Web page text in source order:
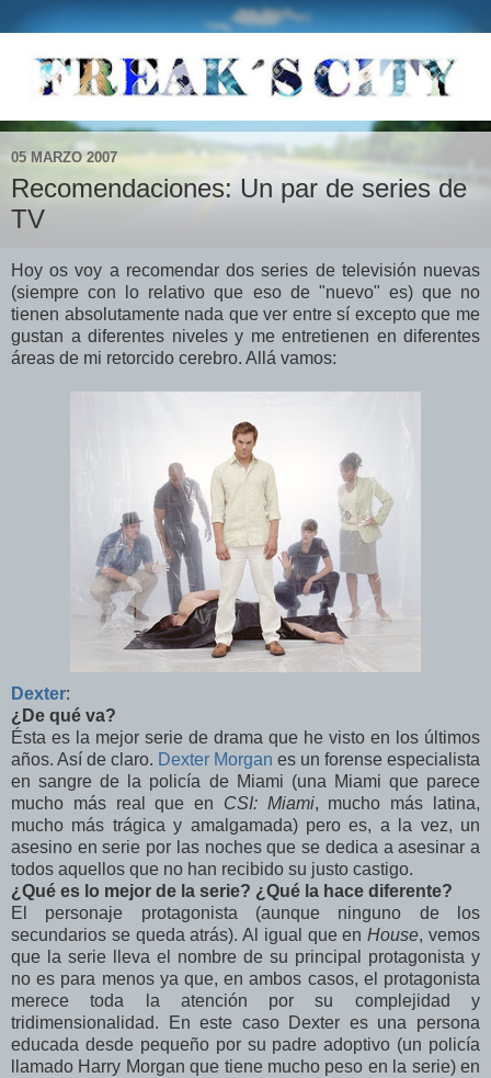
05 MARZO 2007
Recomendaciones: Un par de series de
TV
Hoy os voy a recomendar dos series de televisión nuevas
(siempre con lo relativo que eso de "nuevo" es) que no
tienen absolutamente nada que ver entre sí excepto que me
gustan a diferentes niveles y me entretienen en diferentes
áreas de mi retorcido cerebro. Allá vamos:
Dexter:
¿De qué va?
Ésta es la mejor serie de drama que he visto en los últimos
años. Así de claro. Dexter Morgan es un forense especialista
en sangre de la policía de Miami (una Miami que parece
mucho más real que en CSI: Miami, mucho más latina,
mucho más trágica y amalgamada) pero es, a la vez, un
asesino en serie por las noches que se dedica a asesinar a
todos aquellos que no han recibido su justo castigo.
¿Qué es lo mejor de la serie? ¿Qué la hace diferente?
El personaje protagonista (aunque ninguno de los
secundarios se queda atrás). Al igual que enHouse, vemos
que la serie lleva el nombre de su principal protagonista y
no es para menos ya que, en ambos casos, el protagonista
merece toda la atención por su complejidad y
tridimensionalidad. En este caso Dexter es una persona
educada desde pequeño por su padre adoptivo (un policía
llamado Harry Morgan que tiene mucho peso en la serie) en